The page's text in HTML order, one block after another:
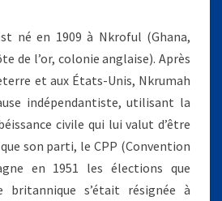
N
R
U
M
A
1
9
né en 1909 à Nkroful (Ghana,
de l’or, colonie anglaise). Après
et aux États-Unis, Nkrumah
indépendantiste, utilisant la
civile qui lui valut d’être
que son parti, le CPP (Convention
en 1951 les élections que
britannique s’était résignée à